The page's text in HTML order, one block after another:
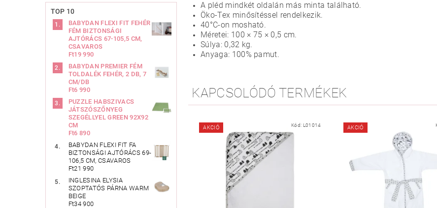
TOP 10
BABYDAN FLEXI FIT FEHÉR
FÉM BIZTONSÁGI
AJTÓRÁCS 67-105,5 CM,
CSAVAROS
Ft19 990
BABYDAN PREMIER FÉM
TOLDALÉK FEHÉR, 2 DB, 7
CM/DB
Ft6 990
PUZZLE HABSZIVACS
JÁTSZÓSZŐNYEG
SZEGÉLLYEL GREEN 92X92
CM
Ft6 890
BABYDAN FLEXI FIT FA
BIZTONSÁGI AJTÓRÁCS 69-
106,5 CM, CSAVAROS
Ft21 990
INGLESINA ELYSIA
SZOPTATÓS PÁRNA WARM
BEIGE
Ft34 900
A pléd mindkét oldalán más minta található.
Öko-Tex minősítéssel rendelkezik.
40°C-on mosható.
Méretei: 100 × 75 × 0,5 cm.
Súlya: 0,32 kg.
Anyaga: 100% pamut.
KAPCSOLÓDÓ TERMÉKEK
AKCIÓ Kód: L01014 AKCIÓ